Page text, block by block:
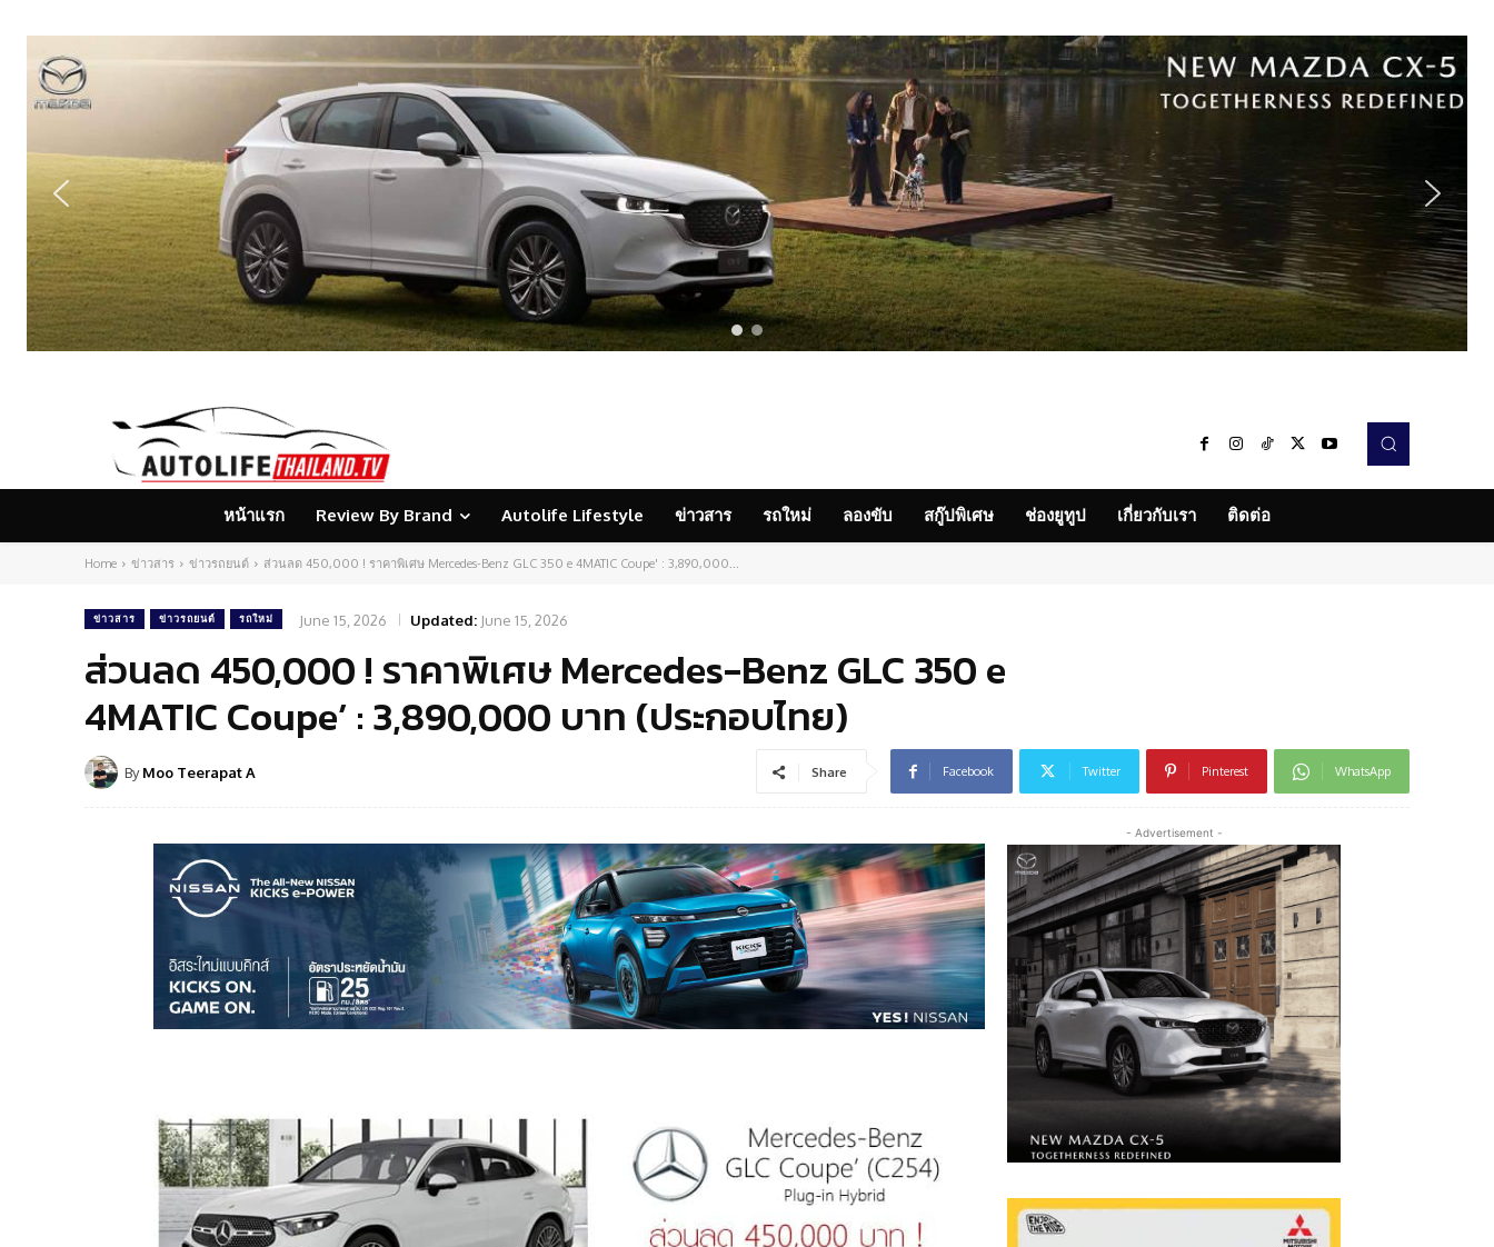
หน้าแรก Review By Brand Autolife Lifestyle ข่าวสาร รถใหม่ ลองขับ สกู๊ปพิเศษ ช่องยูทูป เกี่ยวกับเรา ติดต่อ
Home ข่าวสาร ข่าวรถยนต์ ส่วนลด 450,000 ! ราคาพิเศษ Mercedes-Benz GLC 350 e 4MATIC Coupe' : 3,890,000...
ข่าวสาร ข่าวรถยนต์ รถใหม่ June 15, 2026 Updated: June 15, 2026
ส่วนลด 450,000 ! ราคาพิเศษ Mercedes-Benz GLC 350 e
4MATIC Coupe’ : 3,890,000 บาท (ประกอบไทย)
By Moo Teerapat A Share Facebook Twitter Pinterest WhatsApp
- Advertisement -